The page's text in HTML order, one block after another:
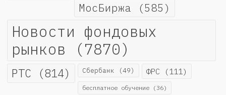
МосБиржа (585)
Новости фондовых
рынков (7870)
РТС (814) Сбербанк (49) ФРС (111)
бесплатное обучение (36)